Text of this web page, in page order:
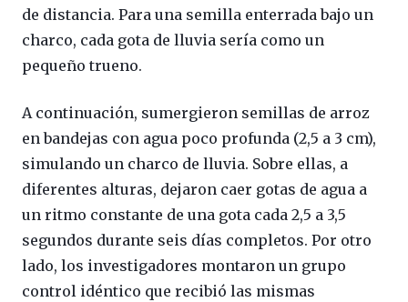
de distancia. Para una semilla enterrada bajo un
charco, cada gota de lluvia sería como un
pequeño trueno.
A continuación, sumergieron semillas de arroz
en bandejas con agua poco profunda (2,5 a 3 cm),
simulando un charco de lluvia. Sobre ellas, a
diferentes alturas, dejaron caer gotas de agua a
un ritmo constante de una gota cada 2,5 a 3,5
segundos durante seis días completos. Por otro
lado, los investigadores montaron un grupo
control idéntico que recibió las mismas